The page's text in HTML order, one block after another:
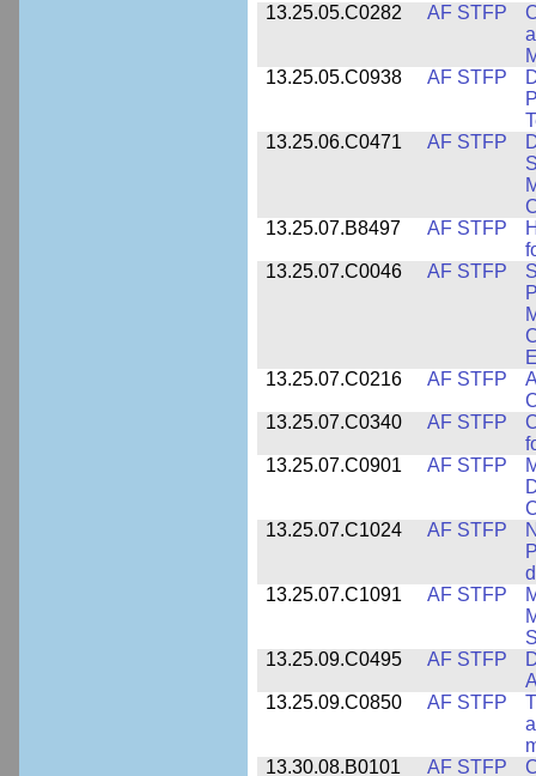
13.25.05.C0282 AF STFP
13.25.05.C0938
AF STFP
13.25.06.C0471
AF STFP
13.25.07.B8497
AF STFP
13.25.07.C0046
AF STFP
13.25.07.C0216
AF STFP
13.25.07.C0340
AF STFP
13.25.07.C0901
AF STFP
13.25.07.C1024
AF STFP
13.25.07.C1091
AF STFP
13.25.09.C0495
AF STFP
13.25.09.C0850
AF STFP
13.30.08.B0101
AF STFP